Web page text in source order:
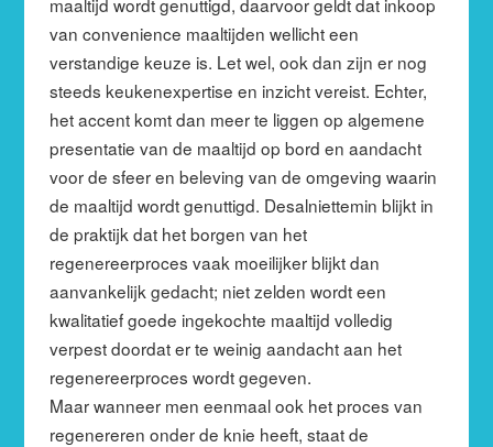
van convenience maaltijden wellicht een
verstandige keuze is. Let wel, ook dan zijn er nog
steeds keukenexpertise en inzicht vereist. Echter,
het accent komt dan meer te liggen op algemene
presentatie van de maaltijd op bord en aandacht
voor de sfeer en beleving van de omgeving waarin
de maaltijd wordt genuttigd. Desalniettemin blijkt in
de praktijk dat het borgen van het
regenereerproces vaak moeilijker blijkt dan
aanvankelijk gedacht; niet zelden wordt een
kwalitatief goede ingekochte maaltijd volledig
verpest doordat er te weinig aandacht aan het
regenereerproces wordt gegeven.
Maar wanneer men eenmaal ook het proces van
regenereren onder de knie heeft, staat de